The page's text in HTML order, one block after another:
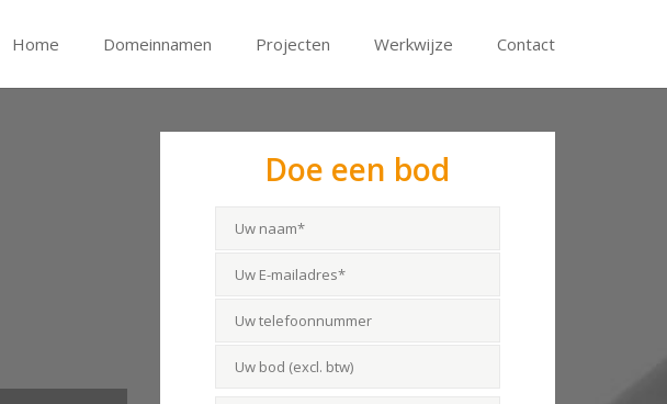
Home Domeinnamen Projecten Werkwijze Contact
Doe een bod